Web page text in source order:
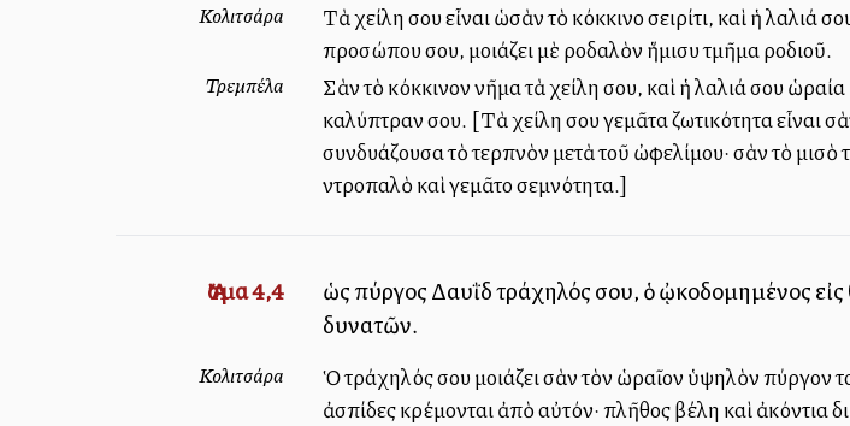
Κολιτσάρα
Τὰ χείλη σου εἶναι ὡσὰν τὸ κόκκινο σειρίτι, καὶ ἡ
προσώπου σου, μοιάζει μὲ ροδαλὸν ἥμισυ τμῆμα ροδιοῦ.
Τρεμπέλα
Σὰν τὸ κόκκινον νῆμα τὰ χείλη σου, καὶ ἡ λαλιά σου
καλύπτραν σου. [Τὰ χείλη σου γεμᾶτα ζωτικότητα εἶναι
συνδυάζουσα τὸ τερπνὸν μετὰ τοῦ ὠφελίμου· σὰν τὸ
ντροπαλὸ καὶ γεμᾶτο σεμνότητα.]
Ἄσμα 4,4
ὡς πύργος Δαυῒδ τράχηλός σου, ὁ ᾠκοδομημένος εἰς
δυνατῶν.
Κολιτσάρα
Ὁ τράχηλός σου μοιάζει σὰν τὸν ὡραῖον ὑψηλὸν πύργον
ἀσπίδες κρέμονται ἀπὸ αὐτόν· πλῆθος βέλη καὶ ἀκόντια